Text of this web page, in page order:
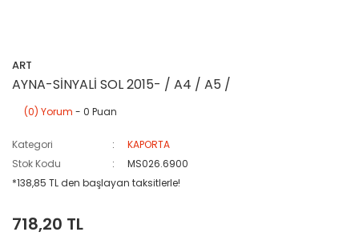
ART
AYNA-SİNYALİ SOL 2015- / A4 / A5 /
(0) Yorum - 0 Puan
Kategori
KAPORTA
Stok Kodu
MS026.6900
*138,85 TL den başlayan taksitlerle!
718,20 TL